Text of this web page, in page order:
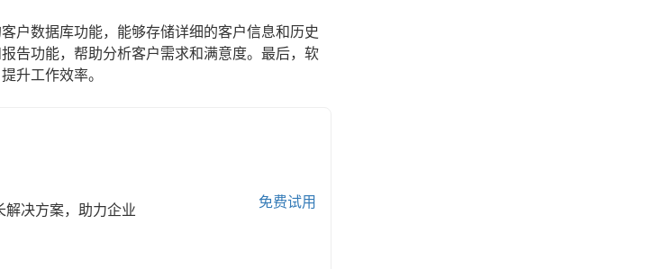
户数据库功能，能够存储详细的客户信息和历史
告功能，帮助分析客户需求和满意度。最后，软
升工作效率。
决方案，助力企业
免费试用